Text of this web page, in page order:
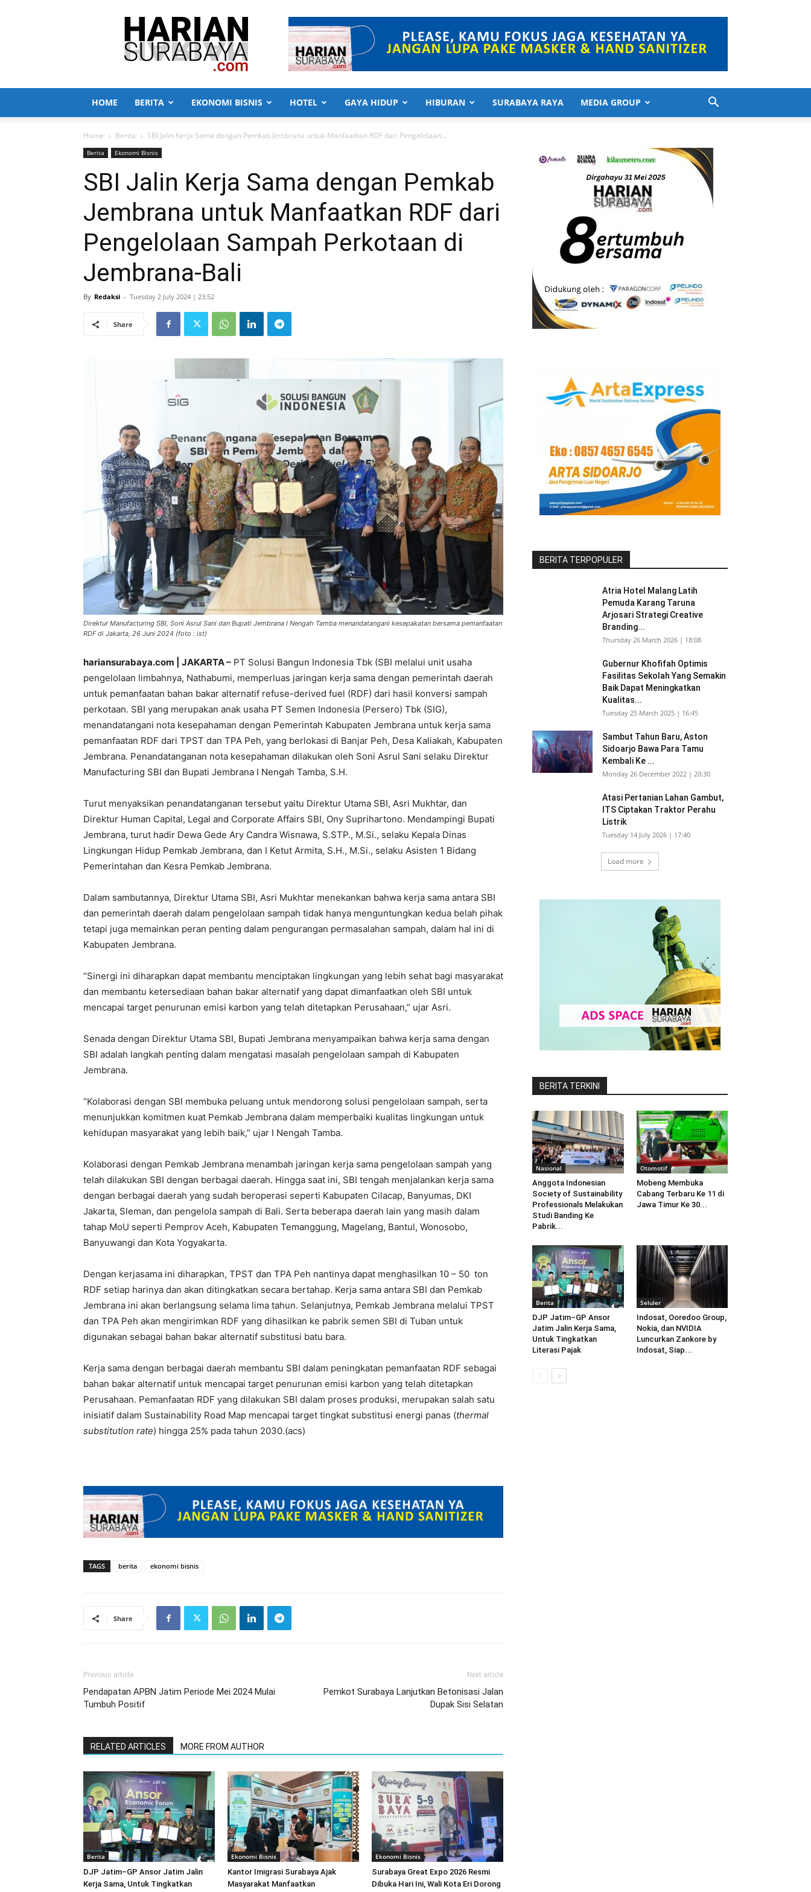
Harian
Surabaya
HOME BERITA EKONOMI BISNIS HOTEL GAYA HIDUP HIBURAN SURABAYA RAYA MEDIA GROUP
Home Berita SBI Jalin Kerja Sama dengan Pemkab Jembrana untuk Manfaatkan RDF dari Pengelolaan...
Berita Ekonomi Bisnis
SBI Jalin Kerja Sama dengan Pemkab
Jembrana untuk Manfaatkan RDF dari
Pengelolaan Sampah Perkotaan di
Jembrana-Bali
By Redaksi - Tuesday 2 July 2024 | 23:52
Share
Direktur Manufacturing SBI, Soni Asrul Sani dan Bupati Jembrana I Nengah Tamba menandatangani kesepakatan bersama pemanfaatan
RDF di Jakarta, 26 Juni 2024 (foto : ist)
hariansurabaya.com | JAKARTA – PT Solusi Bangun Indonesia Tbk (SBI melalui unit usaha
pengelolaan limbahnya, Nathabumi, memperluas jaringan kerja sama dengan pemerintah daerah
untuk pemanfaatan bahan bakar alternatif refuse-derived fuel (RDF) dari hasil konversi sampah
perkotaan. SBI yang merupakan anak usaha PT Semen Indonesia (Persero) Tbk (SIG),
menandatangani nota kesepahaman dengan Pemerintah Kabupaten Jembrana untuk kerja sama
pemanfaatan RDF dari TPST dan TPA Peh, yang berlokasi di Banjar Peh, Desa Kaliakah, Kabupaten
Jembrana. Penandatanganan nota kesepahaman dilakukan oleh Soni Asrul Sani selaku Direktur
Manufacturing SBI dan Bupati Jembrana I Nengah Tamba, S.H.
Turut menyaksikan penandatanganan tersebut yaitu Direktur Utama SBI, Asri Mukhtar, dan
Direktur Human Capital, Legal and Corporate Affairs SBI, Ony Suprihartono. Mendampingi Bupati
Jembrana, turut hadir Dewa Gede Ary Candra Wisnawa, S.STP., M.Si., selaku Kepala Dinas
Lingkungan Hidup Pemkab Jembrana, dan I Ketut Armita, S.H., M.Si., selaku Asisten 1 Bidang
Pemerintahan dan Kesra Pemkab Jembrana.
Dalam sambutannya, Direktur Utama SBI, Asri Mukhtar menekankan bahwa kerja sama antara SBI
dan pemerintah daerah dalam pengelolaan sampah tidak hanya menguntungkan kedua belah pihak
tetapi juga memainkan peran penting dalam pengurangan permasalahan sampah, dalam hal ini di
Kabupaten Jembrana.
“Sinergi ini diharapkan dapat membantu menciptakan lingkungan yang lebih sehat bagi masyarakat
dan membantu ketersediaan bahan bakar alternatif yang dapat dimanfaatkan oleh SBI untuk
mencapai target penurunan emisi karbon yang telah ditetapkan Perusahaan,” ujar Asri.
Senada dengan Direktur Utama SBI, Bupati Jembrana menyampaikan bahwa kerja sama dengan
SBI adalah langkah penting dalam mengatasi masalah pengelolaan sampah di Kabupaten
Jembrana.
“Kolaborasi dengan SBI membuka peluang untuk mendorong solusi pengelolaan sampah, serta
menunjukkan komitmen kuat Pemkab Jembrana dalam memperbaiki kualitas lingkungan untuk
kehidupan masyarakat yang lebih baik,” ujar I Nengah Tamba.
Kolaborasi dengan Pemkab Jembrana menambah jaringan kerja sama pengelolaan sampah yang
telah dilakukan SBI dengan berbagai daerah. Hingga saat ini, SBI tengah menjalankan kerja sama
dengan berbagai daerah yang sudah beroperasi seperti Kabupaten Cilacap, Banyumas, DKI
Jakarta, Sleman, dan pengelola sampah di Bali. Serta beberapa daerah lain yang masih dalam
tahap MoU seperti Pemprov Aceh, Kabupaten Temanggung, Magelang, Bantul, Wonosobo,
Banyuwangi dan Kota Yogyakarta.
Dengan kerjasama ini diharapkan, TPST dan TPA Peh nantinya dapat menghasilkan 10 – 50 ton
RDF setiap harinya dan akan ditingkatkan secara bertahap. Kerja sama antara SBI dan Pemkab
Jembrana ini akan berlangsung selama lima tahun. Selanjutnya, Pemkab Jembrana melalui TPST
dan TPA Peh akan mengirimkan RDF yang dihasilkan ke pabrik semen SBI di Tuban untuk
digunakan sebagai bahan bakar alternatif substitusi batu bara.
Kerja sama dengan berbagai daerah membantu SBI dalam peningkatan pemanfaatan RDF sebagai
bahan bakar alternatif untuk mencapai target penurunan emisi karbon yang telah ditetapkan
Perusahaan. Pemanfaatan RDF yang dilakukan SBI dalam proses produksi, merupakan salah satu
inisiatif dalam Sustainability Road Map mencapai target tingkat substitusi energi panas (thermal
substitution rate) hingga 25% pada tahun 2030.(acs)
TAGS berita ekonomi bisnis
Share
Previous article
Pendapatan APBN Jatim Periode Mei 2024 Mulai
Tumbuh Positif
Next article
Pemkot Surabaya Lanjutkan Betonisasi Jalan
Dupak Sisi Selatan
RELATED ARTICLES MORE FROM AUTHOR
Berita
DJP Jatim–GP Ansor Jatim Jalin
Kerja Sama, Untuk Tingkatkan
Ekonomi Bisnis
Kantor Imigrasi Surabaya Ajak
Masyarakat Manfaatkan
Ekonomi Bisnis
Surabaya Great Expo 2026 Resmi
Dibuka Hari Ini, Wali Kota Eri Dorong
BERITA TERPOPULER
Atria Hotel Malang Latih
Pemuda Karang Taruna
Arjosari Strategi Creative
Branding...
Thursday 26 March 2026 | 18:08
Gubernur Khofifah Optimis
Fasilitas Sekolah Yang Semakin
Baik Dapat Meningkatkan
Kualitas...
Tuesday 25 March 2025 | 16:45
Sambut Tahun Baru, Aston
Sidoarjo Bawa Para Tamu
Kembali Ke ...
Monday 26 December 2022 | 20:30
Atasi Pertanian Lahan Gambut,
ITS Ciptakan Traktor Perahu
Listrik
Tuesday 14 July 2026 | 17:40
Load more
BERITA TERKINI
Nasional
Anggota Indonesian
Society of Sustainability
Professionals Melakukan
Studi Banding Ke
Pabrik...
Otomotif
Mobeng Membuka
Cabang Terbaru Ke 11 di
Jawa Timur Ke 30...
Berita
DJP Jatim–GP Ansor
Jatim Jalin Kerja Sama,
Untuk Tingkatkan
Literasi Pajak
Seluler
Indosat, Ooredoo Group,
Nokia, dan NVIDIA
Luncurkan Zankore by
Indosat, Siap...